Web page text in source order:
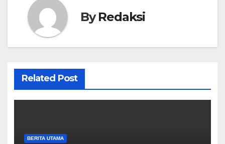
ByRedaksi
Related Post
BERITA UTAMA